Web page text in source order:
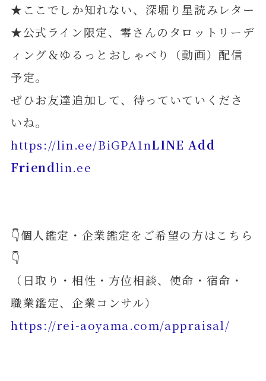
★ここでしか知れない、深堀り星読みレター
★公式ライン限定、零さんのタロットリーデ
ィング＆ゆるっとおしゃべり（動画）配信
予定。
ぜひお友達追加して、待っていていくださ
いね。
https://lin.ee/BiGPA1nLINE Add
Friendlin.ee
👇個人鑑定・企業鑑定をご希望の方はこちら
👇
（日取り・相性・方位相談、使命・宿命・
職業鑑定、企業コンサル）
https://rei-aoyama.com/appraisal/